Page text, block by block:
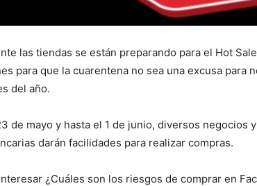
las tiendas se están preparando para el Hot
para que la cuarentena no sea una excusa para
del año.
de mayo y hasta el 1 de junio, diversos negocios
darán facilidades para realizar compras.
¿Cuáles son los riesgos de comprar en